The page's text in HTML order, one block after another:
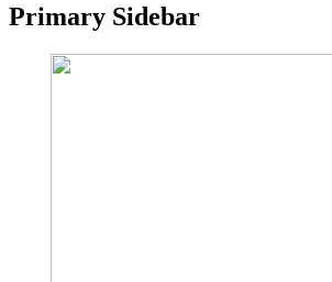
Primary Sidebar